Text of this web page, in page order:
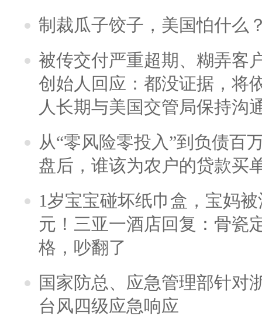
制裁瓜子饺子，美国怕什么
被传交付严重超期、糊弄客
创始人回应：都没证据，将
人长期与美国交管局保持沟
从“零风险零投入”到负债百
盘后，谁该为农户的贷款买
1岁宝宝碰坏纸巾盒，宝妈
元！三亚一酒店回复：骨瓷
格，吵翻了
国家防总、应急管理部针对
台风四级应急响应